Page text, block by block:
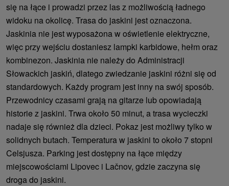
się na łące i prowadzi przez las z możliwością ładnego
widoku na okolicę. Trasa do jaskini jest oznaczona.
Jaskinia nie jest wyposażona w oświetlenie elektryczne,
więc przy wejściu dostaniesz lampki karbidowe, hełm oraz
kombinezon. Jaskinia nie należy do Administracji
Słowackich jaskiń, dlatego zwiedzanie jaskini różni się od
standardowych. Każdy program jest inny na swój sposób.
Przewodnicy czasami grają na gitarze lub opowiadają
historie z jaskini. Trwa około 50 minut, a trasa wycieczki
nadaje się również dla dzieci. Pokaz jest możliwy tylko w
solidnych butach. Temperatura w jaskini to około 7 stopni
Celsjusza. Parking jest dostępny na łące między
miejscowościami Lipovec i Lačnov, gdzie zaczyna się
droga do jaskini.